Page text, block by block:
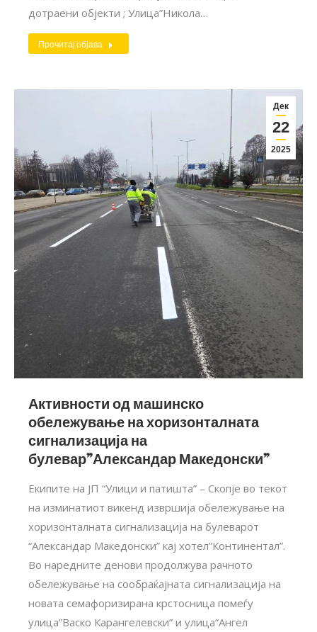
дотраени објекти ; Улица”Никола…
Прочитај објава
Дек
22
2025
Активности од машинско
обележување на хоризонталната
сигнализација на
булевар”Александар Македонски”
Екипите на ЈП “Улици и патишта” – Скопје во текот
на изминатиот викенд извршија обележување на
хоризонталната сигнализација на булеварот
“Александар Македонски” кај хотел”Континентал”.
Во наредните денови продолжува рачното
обележување на сообраќајната сигнализација на
новата семафоризирана крстосница помеѓу
улица”Васко Карангелевски” и улица”Ангел